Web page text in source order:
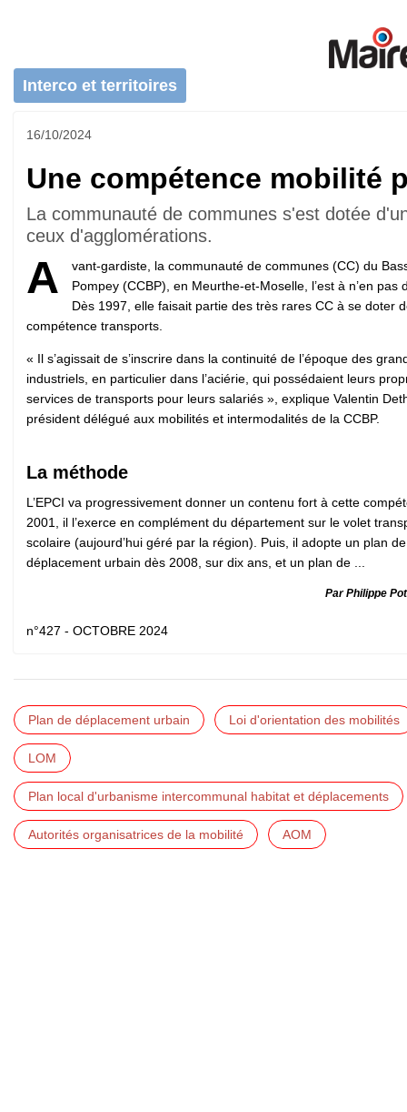
Interco et territoires
16/10/2024
Une compétence mobilité
La communauté de communes s'est dotée
ceux d'agglomérations.
A
vant-gardiste, la communauté de communes (CC) du
Pompey (CCBP), en Meurthe-et-Moselle, l’est à n’en pas
Dès 1997, elle faisait partie des très rares CC à se doter
compétence transports.
« Il s’agissait de s’inscrire dans la continuité de l’époque des
industriels, en particulier dans l’aciérie, qui possédaient leurs
services de transports pour leurs salariés », explique Valentin
président délégué aux mobilités et intermodalités de la CCBP.
La méthode
L’EPCI va progressivement donner un contenu fort à cette
2001, il l’exerce en complément du département sur le volet
scolaire (aujourd’hui géré par la région). Puis, il adopte un plan de
déplacement urbain dès 2008, sur dix ans, et un plan de ...
Par Philippe
n°427 - OCTOBRE 2024
Plan de déplacement urbain Loi d'orientation des mobilités
LOM
Plan local d'urbanisme intercommunal habitat et déplacements
Autorités organisatrices de la mobilité AOM